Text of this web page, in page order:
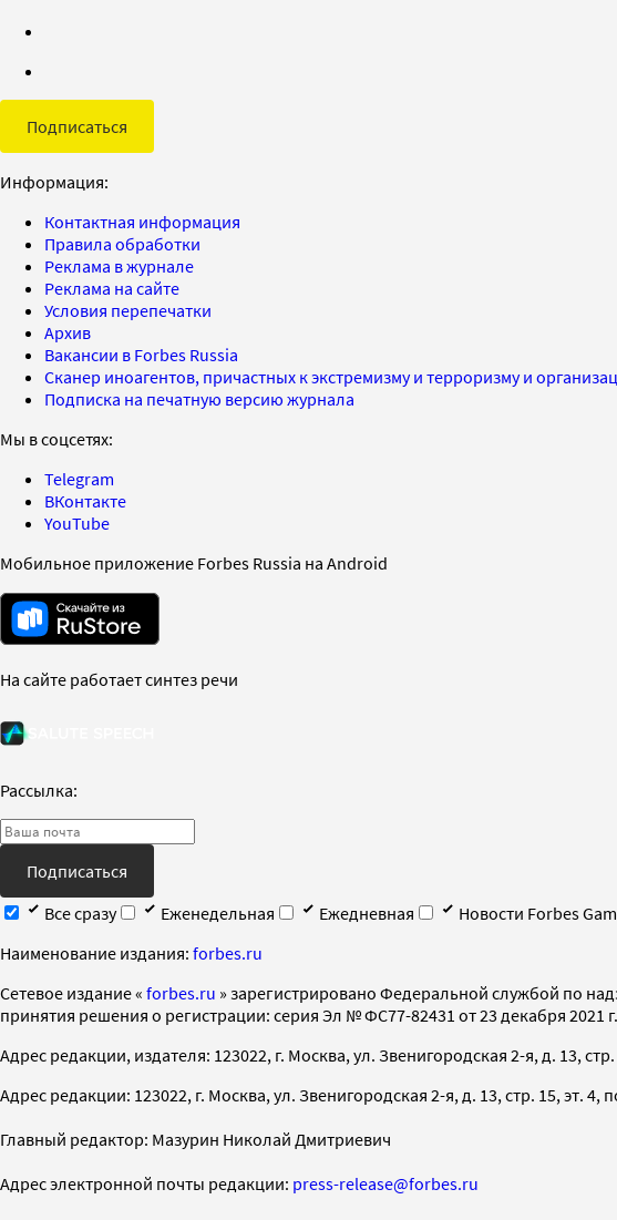
Подписаться
Информация:
Контактная информация
Правила обработки
Реклама в журнале
Реклама на сайте
Условия перепечатки
Архив
Вакансии в Forbes Russia
Сканер иноагентов, причастных к экстремизму и терроризму и
Подписка на печатную версию журнала
Мы в соцсетях:
Telegram
ВКонтакте
YouTube
Мобильное приложение Forbes Russia на Android
На сайте работает синтез речи
Рассылка:
Подписаться
Все сразу
Еженедельная Ежедневная
Новости Forbes
Наименование издания: forbes.ru
Cетевое издание « forbes.ru » зарегистрировано Федеральной службой по
принятия решения о регистрации: серия Эл № ФС77-82431 от 23 декабря 2021 г.
Адрес редакции, издателя: 123022, г. Москва, ул. Звенигородская 2-я, д. 13, стр.
Адрес редакции: 123022, г. Москва, ул. Звенигородская 2-я, д. 13, стр. 15, эт. 4,
Главный редактор: Мазурин Николай Дмитриевич
Адрес электронной почты редакции: press-release@forbes.ru